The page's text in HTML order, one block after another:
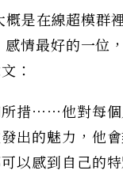
是在線超模群
情最好的一位
：
所措⋯⋯他對每
出的魅力，他
以感到自己的